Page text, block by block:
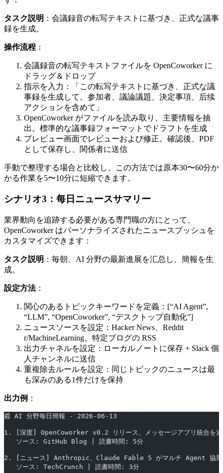
タスク説明 ：会議録音の転写テキストに基づき、正式な議事
録を生成。
操作流程 ：
会議録音の転写テキストファイルを OpenCoworker に
ドラッグ＆ドロップ
指示を入力：「この転写テキストに基づき、正式な議
事録を生成して。参加者、議論議題、決定事項、后续
アクションを含めて」
OpenCoworker がファイルを読み取り、主要情報を抽
出。標準的な議事録フォーマットでドラフトを生成
プレビュー画面でレビューおよび修正。確認後、PDF
として保存し、関係者に送信
手動で整理する場合と比較し、この方法では原本30〜60分か
かる作業を5〜10分に短縮できます。
シナリオ3：每日ニュースサマリー
業界動向を追跡する必要がある専門職の方にとって、
OpenCoworker はパーソナライズされたニュースプッシュを
カスタマイズできます：
タスク説明 ：毎朝、AI 分野の最新進展を汇总し、簡報を生
成。
設定方法：
関心のあるトピックキーワードを定義：[“AI Agent”,
“LLM”, “OpenCoworker”, “デスクトップ自動化”]
ニュースソースを設定：Hacker News、Reddit
r/MachineLearning、特定ブログの RSS
出力チャネルを設定：ローカルノートに保存 + Slack 個
人チャンネルに送信
重複除去ルールを設定：同じトピックのニュースは最
も深みのある1件だけを保持
出力例 ：
📰 AI 分野每日簡報 - 2026-06-13
1. [深度] OpenCoworker v0.2 リリース、メッセージアプリ統合を追
   ソース: GitHub Blog | 読書時間: 5分
2. [ニュース] Anthropic、Claude Fable 5 がマルチ Agent 協業を
   ソース: TechCrunch | 読書時間: 3分